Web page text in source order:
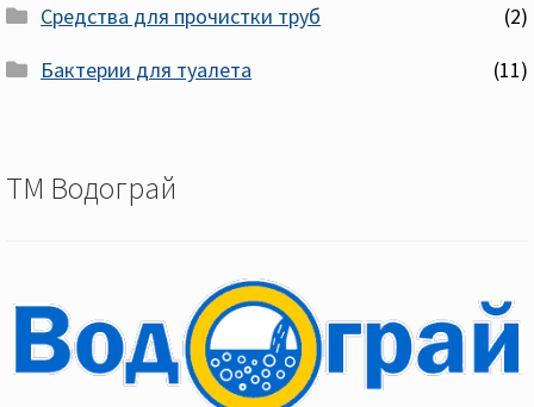
Средства для прочистки труб
(2)
Бактерии для туалета
(11)
ТМ Водограй